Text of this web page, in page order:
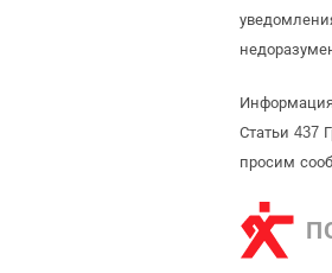
Статьи 437
просим